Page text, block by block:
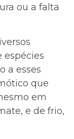
ou a falta
espécies
a esses
que
em
e de frio,